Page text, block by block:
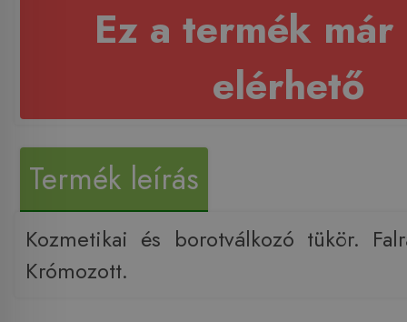
Ez a termék már
elérhető
Termék leírás
Kozmetikai és borotválkozó tükör.
Krómozott.